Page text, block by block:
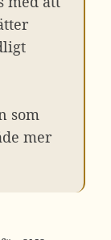
som
mer